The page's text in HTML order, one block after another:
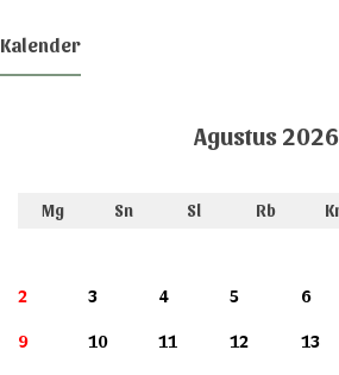
Kalender
Agustus 2026
Mg Sn Sl Rb
2 3 4 5 6
9 10 11 12 13